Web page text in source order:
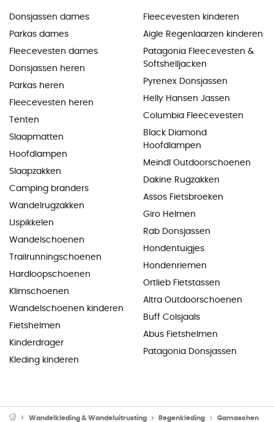
Donsjassen dames
Parkas dames
Fleecevesten dames
Donsjassen heren
Parkas heren
Fleecevesten heren
Tenten
Slaapmatten
Hoofdlampen
Slaapzakken
Camping branders
Wandelrugzakken
IJspikkelen
Wandelschoenen
Trailrunningschoenen
Hardloopschoenen
Klimschoenen
Wandelschoenen kinderen
Fietshelmen
Kinderdrager
Kleding kinderen
Fleecevesten kinderen
Aigle Regenlaarzen kinderen
Patagonia Fleecevesten &
Softshelljacken
Pyrenex Donsjassen
Helly Hansen Jassen
Columbia Fleecevesten
Black Diamond
Hoofdlampen
Meindl Outdoorschoenen
Dakine Rugzakken
Assos Fietsbroeken
Giro Helmen
Rab Donsjassen
Hondentuigjes
Hondenriemen
Ortlieb Fietstassen
Altra Outdoorschoenen
Buff Colsjaals
Abus Fietshelmen
Patagonia Donsjassen
Wandelkleding & Wandeluitrusting Regenkleding Gamaschen